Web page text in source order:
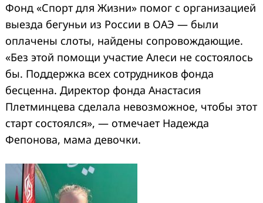
Фонд «Спорт для Жизни» помог с организацией
выезда бегуньи из России в ОАЭ — были
оплачены слоты, найдены сопровождающие.
«Без этой помощи участие Алеси не состоялось
бы. Поддержка всех сотрудников фонда
бесценна. Директор фонда Анастасия
Плетминцева сделала невозможное, чтобы этот
старт состоялся», — отмечает Надежда
Фепонова, мама девочки.